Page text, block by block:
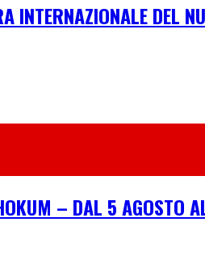
INTERNAZIONALE DEL
– DAL 5 AGOSTO